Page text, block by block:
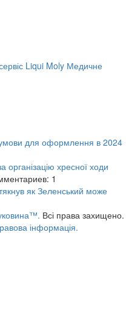
Liqui Moly Медичне
для оформлення в 2024
організацію хресної ходи
1
як Зеленський може
Всі права захищено.
інформація.